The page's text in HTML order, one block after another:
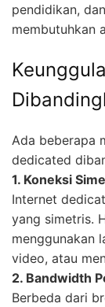
pendidikan,
membutuhkan
Ada beberapa
dedicated
1. Koneksi
Internet
yang simetris.
menggunakan
video, atau
2. Bandwidth
Berbeda dari